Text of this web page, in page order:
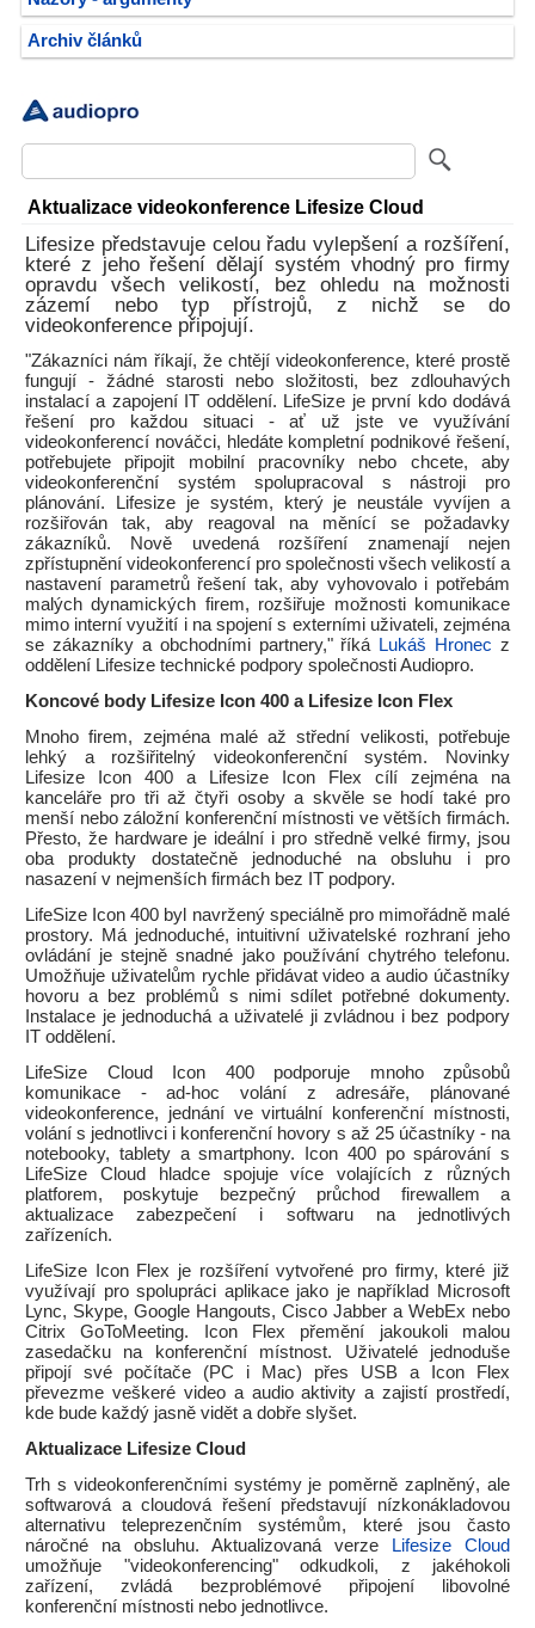
Archiv článků
Aktualizace videokonference Lifesize Cloud
Lifesize představuje celou řadu vylepšení a rozšíření,
které z jeho řešení dělají systém vhodný pro firmy
opravdu všech velikostí, bez ohledu na možnosti
zázemí nebo typ přístrojů, z nichž se do
videokonference připojují.
"Zákazníci nám říkají, že chtějí videokonference, které prostě
fungují - žádné starosti nebo složitosti, bez zdlouhavých
instalací a zapojení IT oddělení. LifeSize je první kdo dodává
řešení pro každou situaci - ať už jste ve využívání
videokonferencí nováčci, hledáte kompletní podnikové řešení,
potřebujete připojit mobilní pracovníky nebo chcete, aby
videokonferenční systém spolupracoval s nástroji pro
plánování. Lifesize je systém, který je neustále vyvíjen a
rozšiřován tak, aby reagoval na měnící se požadavky
zákazníků. Nově uvedená rozšíření znamenají nejen
zpřístupnění videokonferencí pro společnosti všech velikostí a
nastavení parametrů řešení tak, aby vyhovovalo i potřebám
malých dynamických firem, rozšiřuje možnosti komunikace
mimo interní využití i na spojení s externími uživateli, zejména
se zákazníky a obchodními partnery," říká
Lukáš Hronec z
oddělení Lifesize technické podpory společnosti Audiopro.
Koncové body Lifesize Icon 400 a Lifesize Icon Flex
Mnoho firem, zejména malé až střední velikosti, potřebuje
lehký a rozšiřitelný videokonferenční systém. Novinky
Lifesize Icon 400 a Lifesize Icon Flex cílí zejména na
kanceláře pro tři až čtyři osoby a skvěle se hodí také pro
menší nebo záložní konferenční místnosti ve větších firmách.
Přesto, že hardware je ideální i pro středně velké firmy, jsou
oba produkty dostatečně jednoduché na obsluhu i pro
nasazení v nejmenších firmách bez IT podpory.
LifeSize Icon 400 byl navržený speciálně pro mimořádně malé
prostory. Má jednoduché, intuitivní uživatelské rozhraní jeho
ovládání je stejně snadné jako používání chytrého telefonu.
Umožňuje uživatelům rychle přidávat video a audio účastníky
hovoru a bez problémů s nimi sdílet potřebné dokumenty.
Instalace je jednoduchá a uživatelé ji zvládnou i bez podpory
IT oddělení.
LifeSize Cloud Icon 400 podporuje mnoho způsobů
komunikace - ad-hoc volání z adresáře, plánované
videokonference, jednání ve virtuální konferenční místnosti,
volání s jednotlivci i konferenční hovory s až 25 účastníky - na
notebooky, tablety a smartphony. Icon 400 po spárování s
LifeSize Cloud hladce spojuje více volajících z různých
platforem, poskytuje bezpečný průchod firewallem a
aktualizace zabezpečení i softwaru na jednotlivých
zařízeních.
LifeSize Icon Flex je rozšíření vytvořené pro firmy, které již
využívají pro spolupráci aplikace jako je například Microsoft
Lync, Skype, Google Hangouts, Cisco Jabber a WebEx nebo
Citrix GoToMeeting. Icon Flex přemění jakoukoli malou
zasedačku na konferenční místnost. Uživatelé jednoduše
připojí své počítače (PC i Mac) přes USB a Icon Flex
převezme veškeré video a audio aktivity a zajistí prostředí,
kde bude každý jasně vidět a dobře slyšet.
Aktualizace Lifesize Cloud
Trh s videokonferenčními systémy je poměrně zaplněný, ale
softwarová a cloudová řešení představují nízkonákladovou
alternativu teleprezenčním systémům, které jsou často
náročné na obsluhu. Aktualizovaná verze
Lifesize Cloud
umožňuje "videokonferencing" odkudkoli, z jakéhokoli
zařízení, zvládá bezproblémové připojení libovolné
konferenční místnosti nebo jednotlivce.